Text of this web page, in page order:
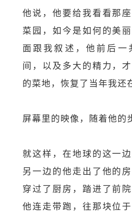
他说，他要给我看看那
菜园，如今是如何的美
面跟我叙述，他前后一
间，以及多大的精力，
的菜地，恢复了当年我还
屏幕里的映像，随着他的
就这样，在地球的这一
另一边的他走出了他的房
穿过了厨房，踏进了前
他连走带跑，往那块位